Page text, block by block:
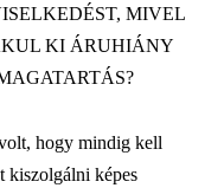
MIVEL
KI ÁRUHIÁNY
hogy mindig kell
kiszolgálni képes